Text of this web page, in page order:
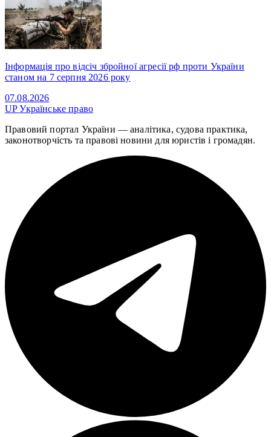
Інформація про відсіч збройної агресії рф проти України
станом на 7 серпня 2026 року
07.08.2026
UPУкраїнське право
Правовий портал України — аналітика, судова практика,
законотворчість та правові новини для юристів і громадян.